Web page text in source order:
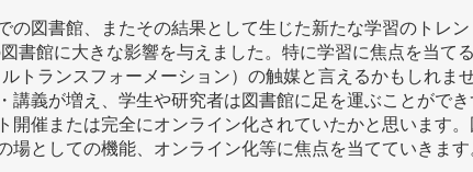
の図書館、またその結果として生じた新たな学習のトレン
書館に大きな影響を与えました。特に学習に焦点を当て
トランスフォーメーション）の触媒と言えるかもしれま
講義が増え、学生や研究者は図書館に足を運ぶことがで
開催または完全にオンライン化されていたかと思います
場としての機能、オンライン化等に焦点を当てていきます